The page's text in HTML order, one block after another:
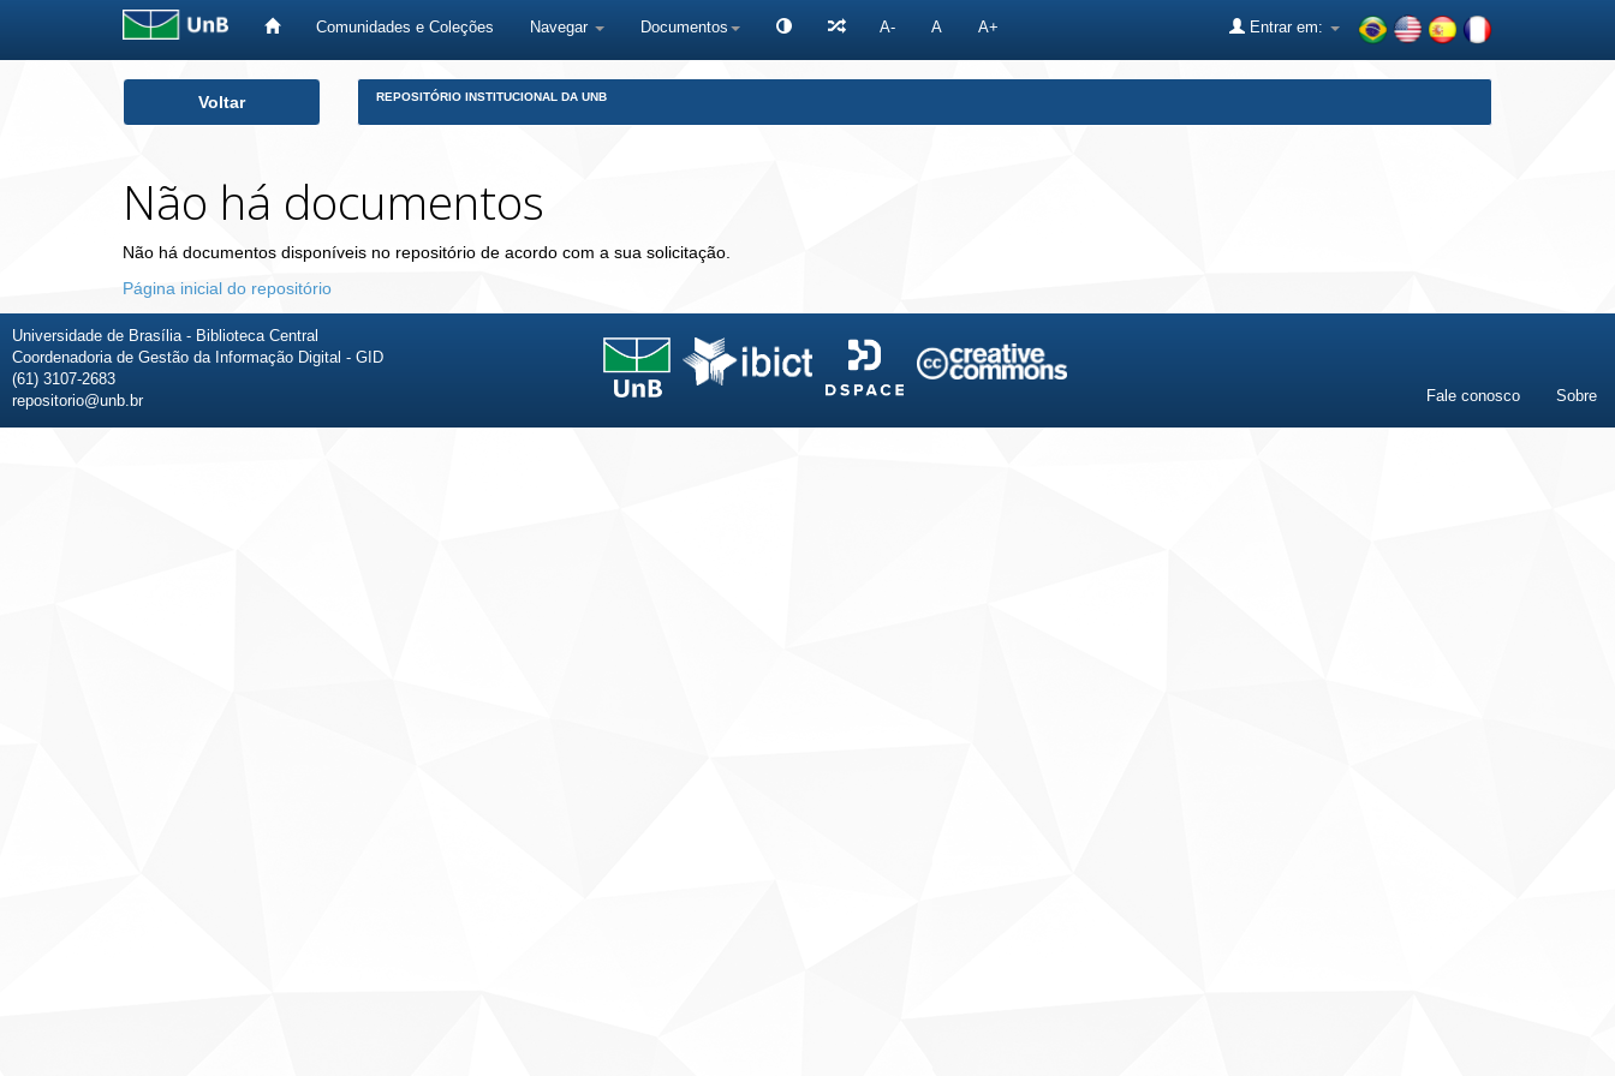
Comunidades e Coleções Navegar Documentos A- A A+ Entrar em:
Voltar REPOSITÓRIO INSTITUCIONAL DA UNB
Não há documentos
Não há documentos disponíveis no repositório de acordo com a sua solicitação.
Página inicial do repositório
Universidade de Brasília - Biblioteca Central
Coordenadoria de Gestão da Informação Digital - GID
(61) 3107-2683
repositorio@unb.br
Fale conosco Sobre